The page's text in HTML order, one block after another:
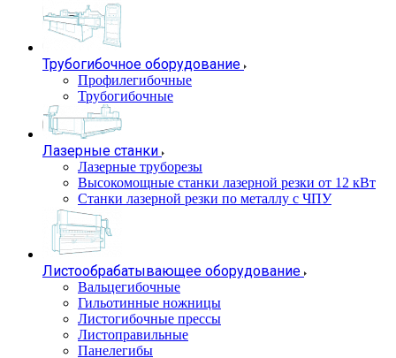
Трубогибочное оборудование
Профилегибочные
Трубогибочные
Лазерные станки
Лазерные труборезы
Высокомощные станки лазерной резки от 12 кВт
Станки лазерной резки по металлу с ЧПУ
Листообрабатывающее оборудование
Вальцегибочные
Гильотинные ножницы
Листогибочные прессы
Листоправильные
Панелегибы